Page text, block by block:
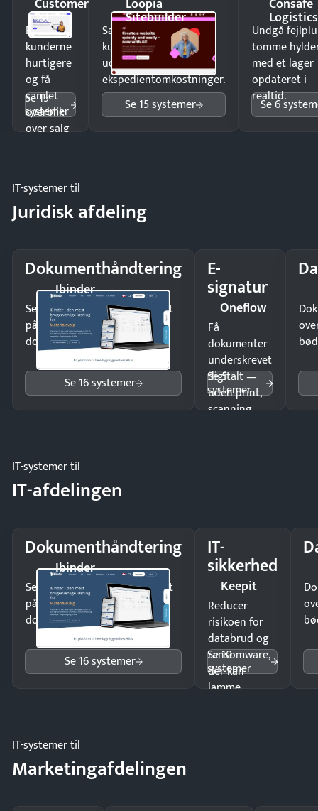
Customer
1st
Ekspedér
kunderne
hurtigere
og få
samlet
overblik
over salg
Se 15
systemer
Loopia
Sitebuilder
Sælg produkter 24/7 til
kunder i hele landet
uden
ekspedientomkostninger.
Se 15 systemer
Consafe
Logistics
Undgå
tomme
med et lager
opdateret i
realtid.
Se 6
IT-systemer til
Juridisk afdeling
Dokumenthåndtering
Ibinder
Send kontrakter til underskrift
på minutter og mist ingen
dokumenter.
Se 16 systemer
E-
signatur
Oneflow
Få
dokumenter
underskrevet
digitalt —
uden print,
scanning
Se 5
systemer
IT-systemer til
IT-afdelingen
Dokumenthåndtering
Ibinder
Send kontrakter til underskrift
på minutter og mist ingen
dokumenter.
Se 16 systemer
IT-
sikkerhed
Keepit
Reducer
risikoen for
databrud og
ransomware,
der kan
lamme
Se 10
systemer
IT-systemer til
Marketingafdelingen